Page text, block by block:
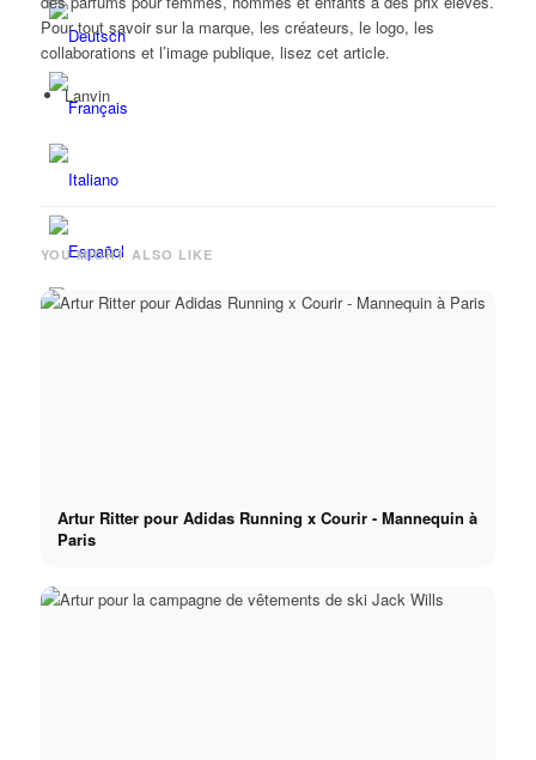
Pour tout savoir sur la marque, les créateurs, le logo, les
collaborations et l’image publique, lisez cet article.
Lanvin
YOU MIGHT ALSO LIKE
Artur Ritter pour Adidas Running x Courir - Mannequin à
Paris